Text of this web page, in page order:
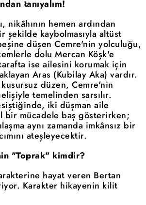
tanıyalım!
nikâhının hemen ardından
şekilde kaybolmasıyla altüst
düşen Cemre'nin yolculuğu,
dolu Mercan Köşk'e
ise ailesini korumak için
Aras (Kubilay Aka) vardır.
düzen, Cemre'nin
temelinden sarsılır.
iki düşman aile
bir mücadele baş gösterirken;
aynı zamanda imkânsız bir
ateşleyecektir.
"Toprak" kimdir?
hayat veren Bertan
Karakter hikayenin kilit